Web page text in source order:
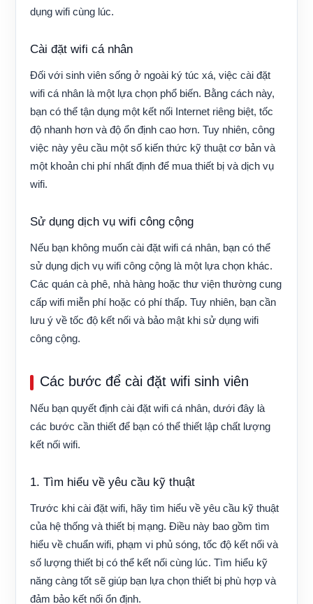
dụng wifi cùng lúc.
Cài đặt wifi cá nhân
Đối với sinh viên sống ở ngoài ký túc xá, việc cài đặt
wifi cá nhân là một lựa chọn phổ biến. Bằng cách này,
bạn có thể tận dụng một kết nối Internet riêng biệt, tốc
độ nhanh hơn và độ ổn định cao hơn. Tuy nhiên, công
việc này yêu cầu một số kiến ​​thức kỹ thuật cơ bản và
một khoản chi phí nhất định để mua thiết bị và dịch vụ
wifi.
Sử dụng dịch vụ wifi công cộng
Nếu bạn không muốn cài đặt wifi cá nhân, bạn có thể
sử dụng dịch vụ wifi công cộng là một lựa chọn khác.
Các quán cà phê, nhà hàng hoặc thư viện thường cung
cấp wifi miễn phí hoặc có phí thấp. Tuy nhiên, bạn cần
lưu ý về tốc độ kết nối và bảo mật khi sử dụng wifi
công cộng.
Các bước để cài đặt wifi sinh viên
Nếu bạn quyết định cài đặt wifi cá nhân, dưới đây là
các bước cần thiết để bạn có thể thiết lập chất lượng
kết nối wifi.
1. Tìm hiểu về yêu cầu kỹ thuật
Trước khi cài đặt wifi, hãy tìm hiểu về yêu cầu kỹ thuật
của hệ thống và thiết bị mạng. Điều này bao gồm tìm
hiểu về chuẩn wifi, phạm vi phủ sóng, tốc độ kết nối và
số lượng thiết bị có thể kết nối cùng lúc. Tìm hiểu kỹ
năng càng tốt sẽ giúp bạn lựa chọn thiết bị phù hợp và
đảm bảo kết nối ổn định.